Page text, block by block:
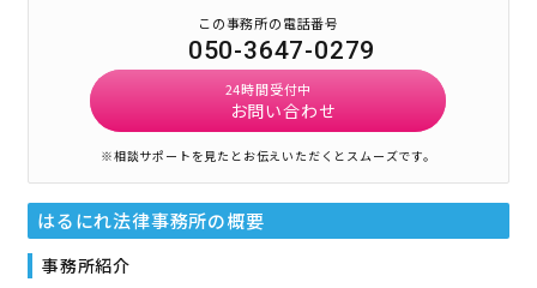
この事務所の電話番号
050-3647-0279
24時間受付中
お問い合わせ
※相談サポートを見たとお伝えいただくとスムーズです。
はるにれ法律事務所の概要
事務所紹介